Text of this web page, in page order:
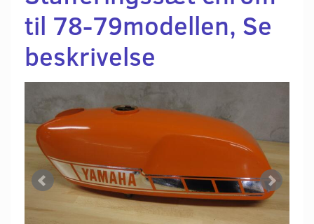
til 78-79modellen, Se
beskrivelse